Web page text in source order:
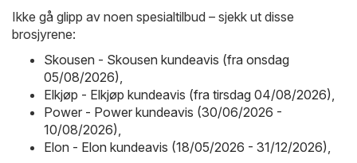
Ikke gå glipp av noen spesialtilbud – sjekk ut disse
brosjyrene:
Skousen - Skousen kundeavis (fra onsdag
05/08/2026)
Elkjøp - Elkjøp kundeavis (fra tirsdag 04/08/2026)
Power - Power kundeavis (30/06/2026 -
10/08/2026)
Elon - Elon kundeavis (18/05/2026 - 31/12/2026)